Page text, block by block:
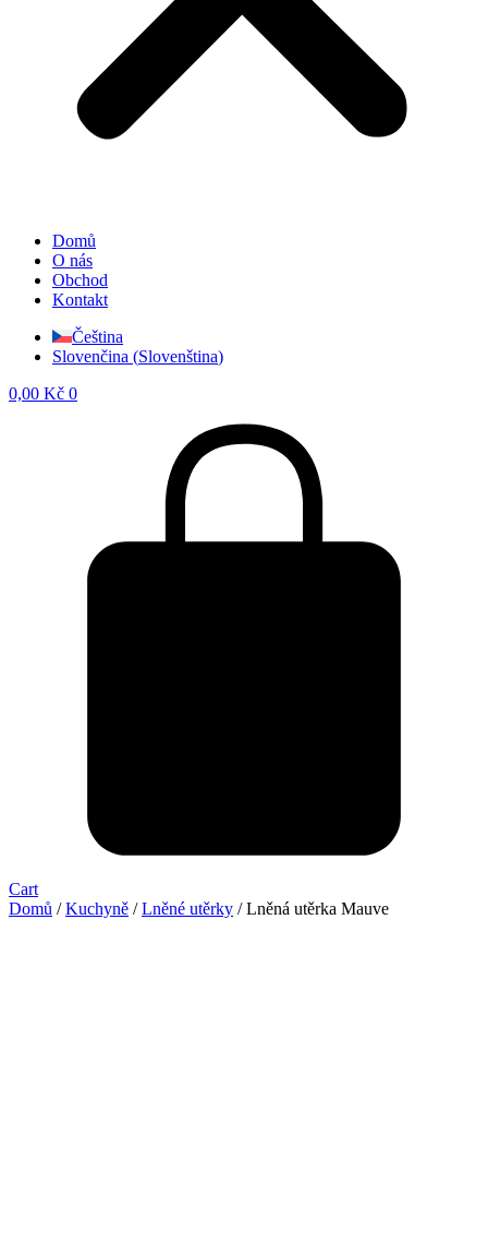
Domů
O nás
Obchod
Kontakt
Čeština
Slovenčina (Slovenština)
0,00 Kč 0
Cart
Domů /Kuchyně /Lněné utěrky / Lněná utěrka Mauve